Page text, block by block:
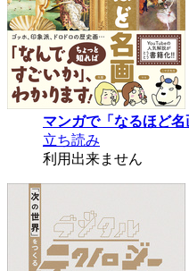
マンガで「なるほど名
立ち読み
利用出来ません